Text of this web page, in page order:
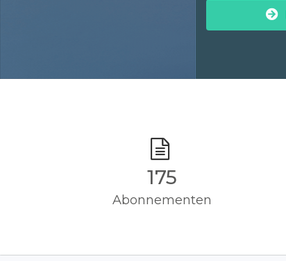
175
Abonnementen